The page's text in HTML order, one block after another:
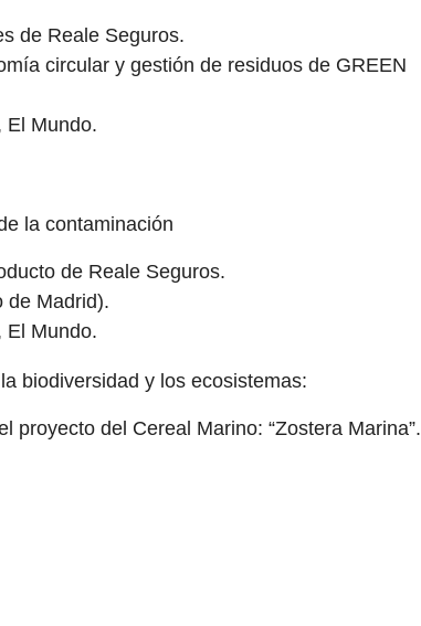
de Reale Seguros.
circular y gestión de residuos de GREEN
El Mundo.
la contaminación
de Reale Seguros.
de Madrid).
El Mundo.
biodiversidad y los ecosistemas:
proyecto del Cereal Marino: “Zostera Marina”.